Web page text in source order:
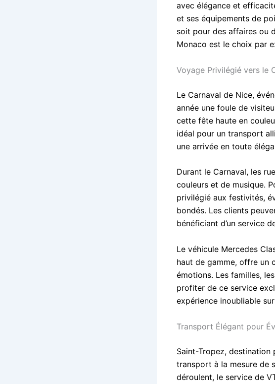
avec élégance et
et ses équipements de
soit pour des affaires ou
Monaco est le choix par
Voyage Privilégié vers le
Le Carnaval de Nice,
année une foule de
cette fête haute en
idéal pour un transport
une arrivée en toute
Durant le Carnaval, les
couleurs et de musique.
privilégié aux festivités,
bondés. Les clients
bénéficiant d’un service
Le véhicule Mercedes
haut de gamme, offre un
émotions. Les familles,
profiter de ce service
expérience inoubliable sur
Transport Élégant pour
Saint-Tropez, destination
transport à la mesure de
déroulent, le service de